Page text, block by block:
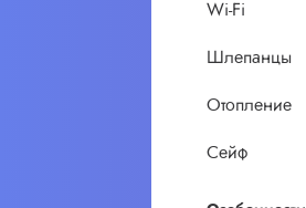
Wi-Fi
Шлепанцы
Отопление
Сейф